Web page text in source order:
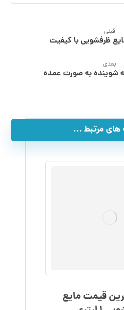
قبلی
ظرفشویی با کیفیت
بعدی
شوینده به صورت عمده
های مرتبط ...
قیمت مایع